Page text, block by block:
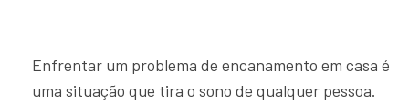
Enfrentar um problema de encanamento em casa é
uma situação que tira o sono de qualquer pessoa.